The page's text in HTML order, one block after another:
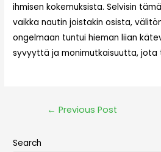
ihmisen kokemuksista. Selvisin
vaikka nautin joistakin osista,
ongelmaan tuntui hieman liian
syvyyttä ja monimutkaisuutta, jota
← Previous Post
Search